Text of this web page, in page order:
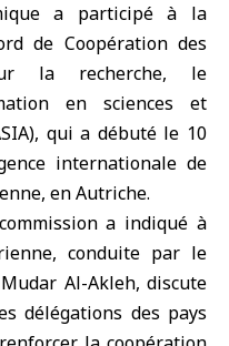
a participé à la
de Coopération des
la recherche, le
en sciences et
qui a débuté le 10
internationale de
en Autriche.
a indiqué à
conduite par le
Al-Akleh, discute
délégations des pays